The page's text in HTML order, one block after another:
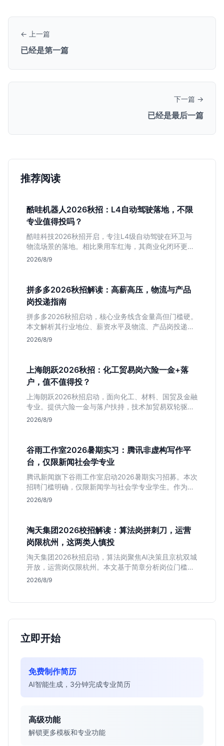
← 上一篇
已经是第一篇
下一篇 →
已经是最后一篇
推荐阅读
酷哇机器人2026秋招：L4自动驾驶落地，不限
专业值得投吗？
酷哇科技2026秋招开启，专注L4级自动驾驶在环卫与
物流场景的落地。相比乘用车红海，其商业化闭环更清
晰，现金流相对健康。本文解读其业务模式、岗位稳定
2026/8/9
拼多多2026秋招解读：高薪高压，物流与产品
岗投递指南
拼多多2026秋招启动，核心业务线含金量高但门槛硬。
本文解析其行业地位、薪资水平及物流、产品岗投递策
略，助你判断是否适合这种高强度职业起步。
2026/8/9
上海朗跃2026秋招：化工贸易岗六险一金+落
户，值不值得投？
上海朗跃2026秋招启动，面向化工、材料、国贸及金融
专业。提供六险一金与落户扶持，技术加贸易双轮驱动
模式稳定性高。本文解读岗位需求与福利含金量，帮应
2026/8/9
谷雨工作室2026暑期实习：腾讯非虚构写作平
台，仅限新闻社会学专业
腾讯新闻旗下谷雨工作室启动2026暑期实习招募。本次
招聘门槛明确，仅限新闻学与社会学专业学生。作为深
耕非虚构写作的头部团队，该岗位提供独立发稿机会与
2026/8/9
淘天集团2026校招解读：算法岗拼刺刀，运营
岗限杭州，这两类人慎投
淘天集团2026秋招启动，算法岗聚焦AI决策且京杭双城
开放，运营岗仅限杭州。本文基于简章分析岗位门槛、
薪资行情及适合人群，帮应届生判断是否值得投递。
2026/8/9
立即开始
免费制作简历
AI智能生成，3分钟完成专业简历
高级功能
解锁更多模板和专业功能